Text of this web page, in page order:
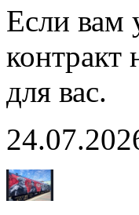
Если вам
контракт
для вас.